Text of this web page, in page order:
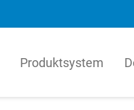
Produktsystem